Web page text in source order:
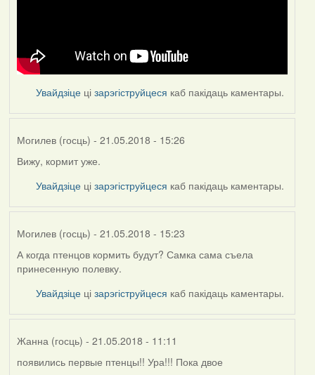
Увайдзіце цізарэгіструйцеся каб пакідаць каментары.
Могилев (госць) - 21.05.2018 - 15:26
Вижу, кормит уже.
Увайдзіце цізарэгіструйцеся каб пакідаць каментары.
Могилев (госць) - 21.05.2018 - 15:23
А когда птенцов кормить будут? Самка сама съела
принесенную полевку.
Увайдзіце цізарэгіструйцеся каб пакідаць каментары.
Жанна (госць) - 21.05.2018 - 11:11
появились первые птенцы!! Ура!!! Пока двое